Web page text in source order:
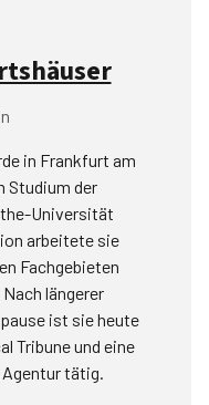
in Frankfurt am
Studium der
Universität
arbeitete sie
Fachgebieten
längerer
ist sie heute
Tribune und eine
tätig.